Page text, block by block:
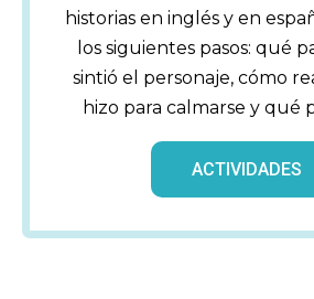
historias en inglés y en
los siguientes pasos: qué
sintió el personaje, cómo
hizo para calmarse y qué
ACTIVIDADES